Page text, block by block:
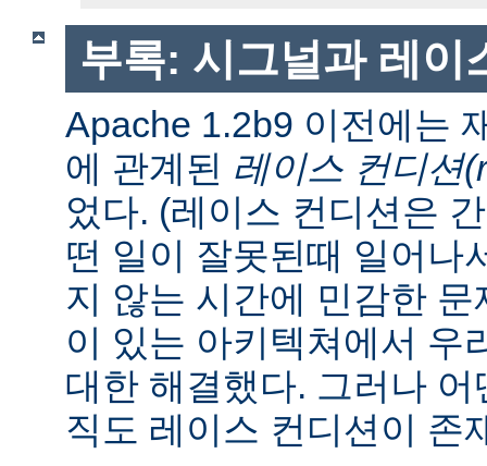
부록: 시그널과 레이
Apache 1.2b9 이전에는
에 관계된 레이스 컨디션
었다. (레이스 컨디션은
떤 일이 잘못된때 일어나
지 않는 시간에 민감한
이 있는 아키텍쳐에서 우
대한 해결했다. 그러나
직도 레이스 컨디션이 존